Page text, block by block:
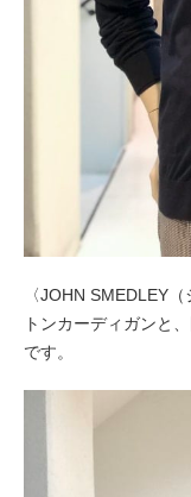
〈JOHN SMEDLEY
トンカーディガンと
です。